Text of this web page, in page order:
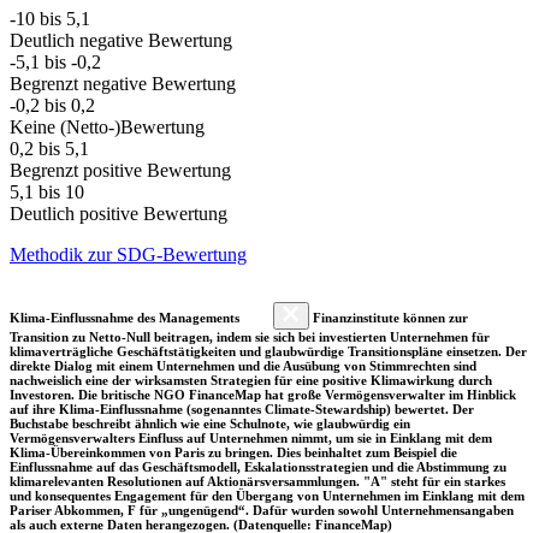
-10 bis 5,1
Deutlich negative Bewertung
-5,1 bis -0,2
Begrenzt negative Bewertung
-0,2 bis 0,2
Keine (Netto-)Bewertung
0,2 bis 5,1
Begrenzt positive Bewertung
5,1 bis 10
Deutlich positive Bewertung
Methodik zur SDG-Bewertung
Klima-Einflussnahme des Managements
Finanzinstitute können zur
Transition zu Netto-Null beitragen, indem sie sich bei investierten Unternehmen für
klimaverträgliche Geschäftstätigkeiten und glaubwürdige Transitionspläne einsetzen. Der
direkte Dialog mit einem Unternehmen und die Ausübung von Stimmrechten sind
nachweislich eine der wirksamsten Strategien für eine positive Klimawirkung durch
Investoren. Die britische NGO FinanceMap hat große Vermögensverwalter im Hinblick
auf ihre Klima-Einflussnahme (sogenanntes Climate-Stewardship) bewertet. Der
Buchstabe beschreibt ähnlich wie eine Schulnote, wie glaubwürdig ein
Vermögensverwalters Einfluss auf Unternehmen nimmt, um sie in Einklang mit dem
Klima-Übereinkommen von Paris zu bringen. Dies beinhaltet zum Beispiel die
Einflussnahme auf das Geschäftsmodell, Eskalationsstrategien und die Abstimmung zu
klimarelevanten Resolutionen auf Aktionärsversammlungen. "A" steht für ein starkes
und konsequentes Engagement für den Übergang von Unternehmen im Einklang mit dem
Pariser Abkommen, F für „ungenügend“. Dafür wurden sowohl Unternehmensangaben
als auch externe Daten herangezogen. (Datenquelle: FinanceMap)